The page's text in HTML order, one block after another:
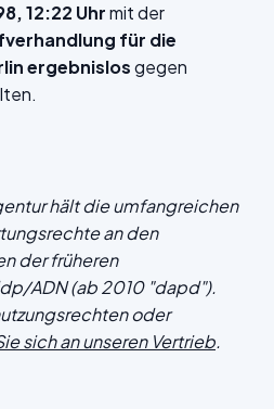
12:22 Uhrmit der
für die
ergebnislosgegen
hält die umfangreichen
an den
der früheren
ADN (ab 2010 "dapd").
oder
sich an unseren Vertrieb.